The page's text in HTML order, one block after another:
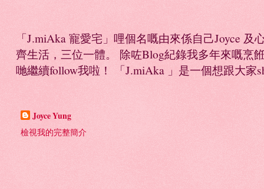
「J.miAka 寵愛宅」哩個名嘅由來係自己Joyce
齊生活，三位一體。 除咗Blog紀錄我多年來嘅烹
哋繼續follow我啦！ 「J.miAka 」是一個想跟大家
Joyce Yung
檢視我的完整簡介